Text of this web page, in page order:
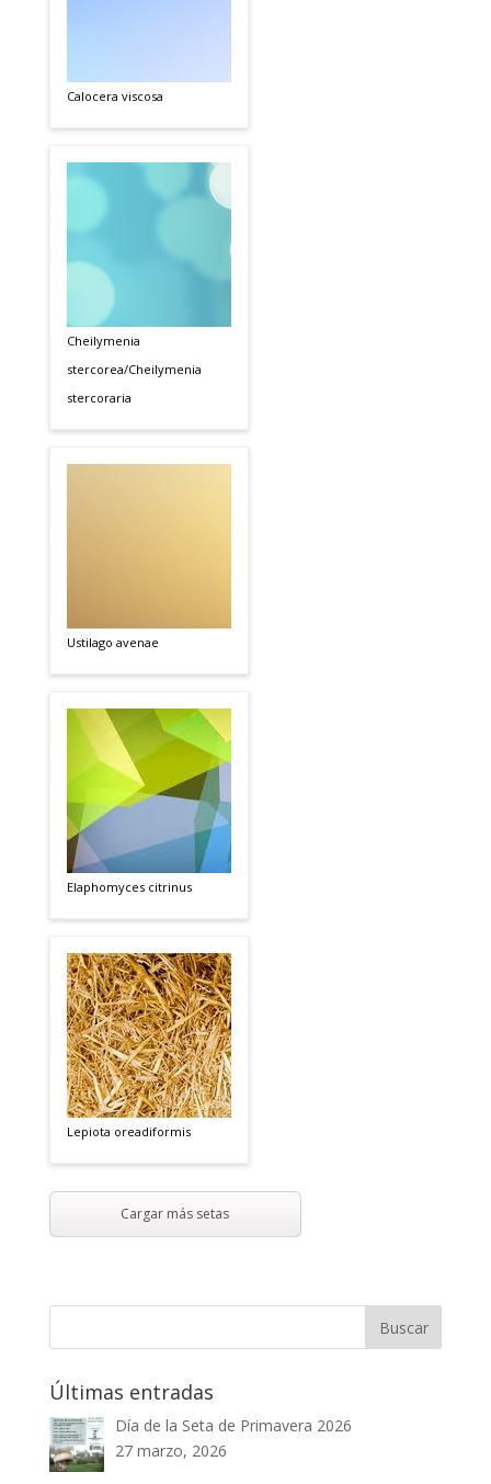
Calocera viscosa
Cheilymenia
stercorea/Cheilymenia
stercoraria
Ustilago avenae
Elaphomyces citrinus
Lepiota oreadiformis
Cargar más setas
Últimas entradas
Día de la Seta de Primavera 2026
27 marzo, 2026